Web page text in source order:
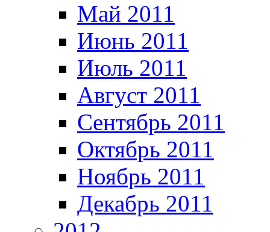
Май 2011
Июнь 2011
Июль 2011
Август 2011
Сентябрь 2011
Октябрь 2011
Ноябрь 2011
Декабрь 2011